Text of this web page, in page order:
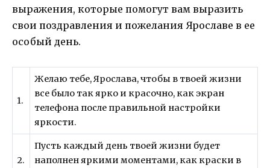
выражения, которые помогут вам выразить
свои поздравления и пожелания Ярославе в ее
особый день.
1.
Желаю тебе, Ярослава, чтобы в твоей жизни
все было так ярко и красочно, как экран
телефона после правильной настройки
яркости.
2.
Пусть каждый день твоей жизни будет
наполнен яркими моментами, как краски в